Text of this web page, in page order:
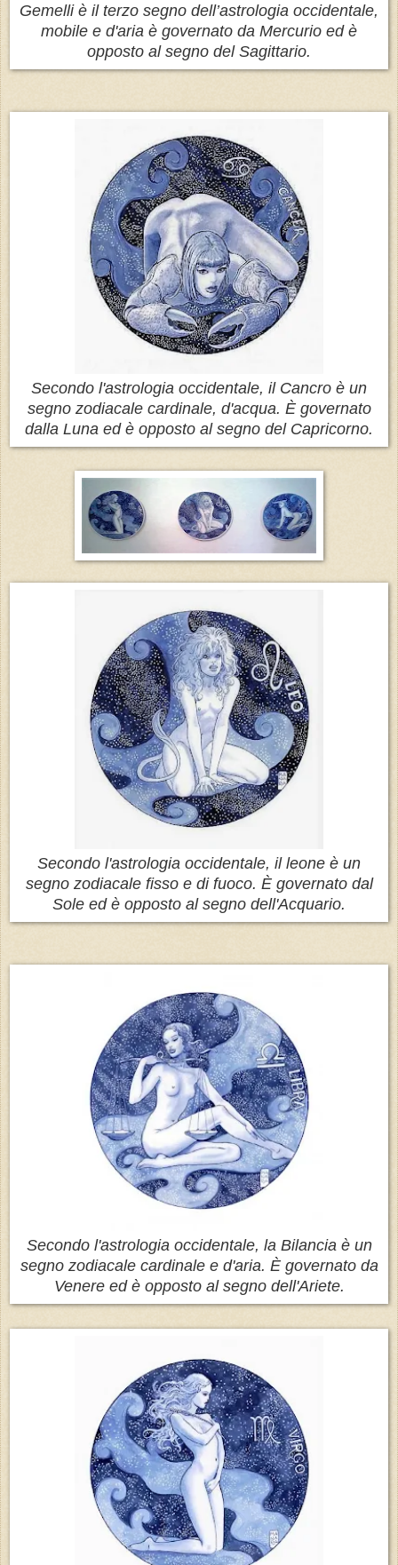
Gemelli è il terzo segno dell’astrologia occidentale,
mobile e d'aria è governato da Mercurio ed è
opposto al segno del Sagittario.
Secondo l'astrologia occidentale, il Cancro è un
segno zodiacale cardinale, d'acqua. È governato
dalla Luna ed è opposto al segno del Capricorno.
Secondo l'astrologia occidentale, il leone è un
segno zodiacale fisso e di fuoco. È governato dal
Sole ed è opposto al segno dell'Acquario.
Secondo l'astrologia occidentale, la Bilancia è un
segno zodiacale cardinale e d'aria. È governato da
Venere ed è opposto al segno dell'Ariete.